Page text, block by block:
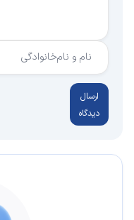
نام و نام‌خانوادگی
ارسال
دیدگاه